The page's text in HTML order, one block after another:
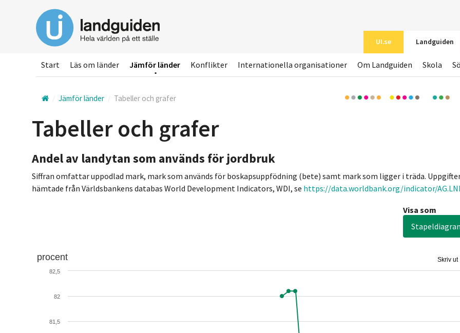
huvudinnehållet
UI.se Landguiden
Start Läs om länder Jämför länder Konflikter Internationella organisationer Om Landguiden Skola
Jämför länder Tabeller och grafer
Tabeller och grafer
Andel av landytan som används för jordbruk
Siffran omfattar uppodlad mark, mark som används för boskapsuppfödning (bete) samt mark som ligger i träda.
hämtade från Världsbankens databas World Development Indicators, WDI, se https://data.worldbank.org/indicator/
Visa som
Skriv ut
procent
81,5
82
82,5